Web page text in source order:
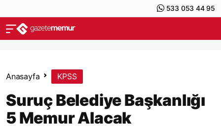
533 053 44 95
Anasayfa KPSS
Suruç Belediye Başkanlığı
5 Memur Alacak